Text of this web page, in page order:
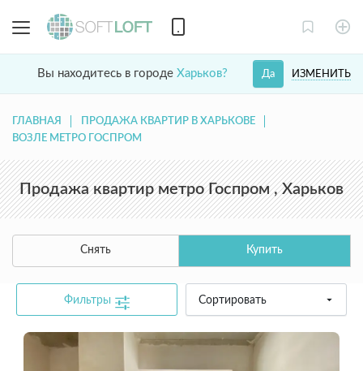
Вы находитесь в городе Харьков? ИЗМЕНИТЬ
Да
ГЛАВНАЯ
ПРОДАЖА КВАРТИР В ХАРЬКОВЕ
ВОЗЛЕ МЕТРО ГОСПРОМ
Продажа квартир метро Госпром , Харьков
Снять Купить
Фильтры Сортировать